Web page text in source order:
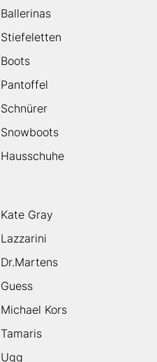
Ballerinas
Stiefeletten
Boots
Pantoffel
Schnürer
Snowboots
Hausschuhe
Kate Gray
Lazzarini
Dr.Martens
Guess
Michael Kors
Tamaris
Ugg